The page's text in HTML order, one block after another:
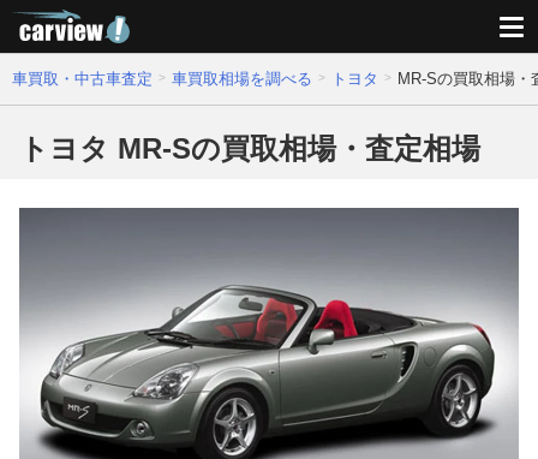
車買取・中古車査定 車買取相場を調べる トヨタ MR-Sの買取相場・
トヨタ MR-Sの買取相場・査定相場